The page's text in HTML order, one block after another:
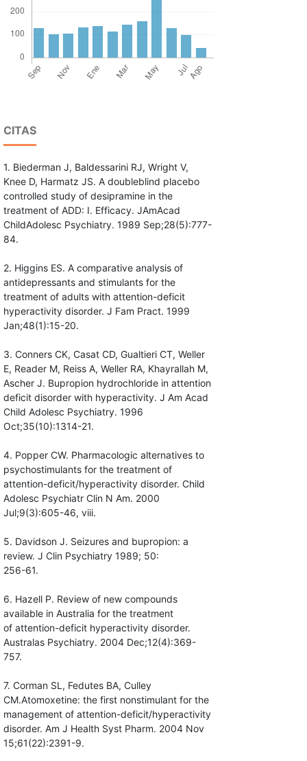
CITAS
1. Biederman J, Baldessarini RJ, Wright V,
Knee D, Harmatz JS. A doubleblind placebo
controlled study of desipramine in the
treatment of ADD: I. Efficacy. JAmAcad
ChildAdolesc Psychiatry. 1989 Sep;28(5):777-
84.
2. Higgins ES. A comparative analysis of
antidepressants and stimulants for the
treatment of adults with attention-deficit
hyperactivity disorder. J Fam Pract. 1999
Jan;48(1):15-20.
3. Conners CK, Casat CD, Gualtieri CT, Weller
E, Reader M, Reiss A, Weller RA, Khayrallah M,
Ascher J. Bupropion hydrochloride in attention
deficit disorder with hyperactivity. J Am Acad
Child Adolesc Psychiatry. 1996
Oct;35(10):1314-21.
4. Popper CW. Pharmacologic alternatives to
psychostimulants for the treatment of
attention-deficit/hyperactivity disorder. Child
Adolesc Psychiatr Clin N Am. 2000
Jul;9(3):605-46, viii.
5. Davidson J. Seizures and bupropion: a
review. J Clin Psychiatry 1989; 50:
256-61.
6. Hazell P. Review of new compounds
available in Australia for the treatment
of attention-deficit hyperactivity disorder.
Australas Psychiatry. 2004 Dec;12(4):369-
757.
7. Corman SL, Fedutes BA, Culley
CM.Atomoxetine: the first nonstimulant for the
management of attention-deficit/hyperactivity
disorder. Am J Health Syst Pharm. 2004 Nov
15;61(22):2391-9.